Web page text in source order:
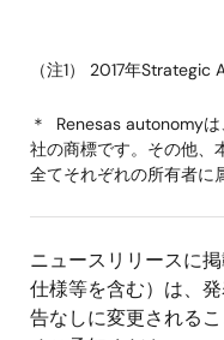
（注1） 2017年Strategic
＊ Renesas autonomy
社の商標です。その他、
全てそれぞれの所有者に
ニュースリリースに
仕様等を含む）は、
告なしに変更される